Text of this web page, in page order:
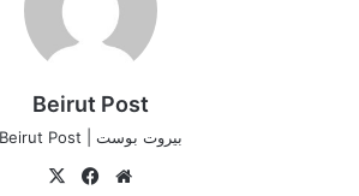
عن الاجتماع، لجهة “أنّ المواضيع التي
من الأهمية، مع تسجيل تطابق في وجهات النظر
Beirut Post
بيروت بوست | Beirut Post
موقع
فيسبوك